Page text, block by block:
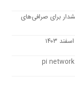
برای صرافی‌های